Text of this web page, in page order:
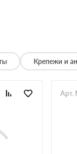
утеплитель
нареканий
партиями, на
по качеству
завёл. Позвонили
Крепежи и
Арт.